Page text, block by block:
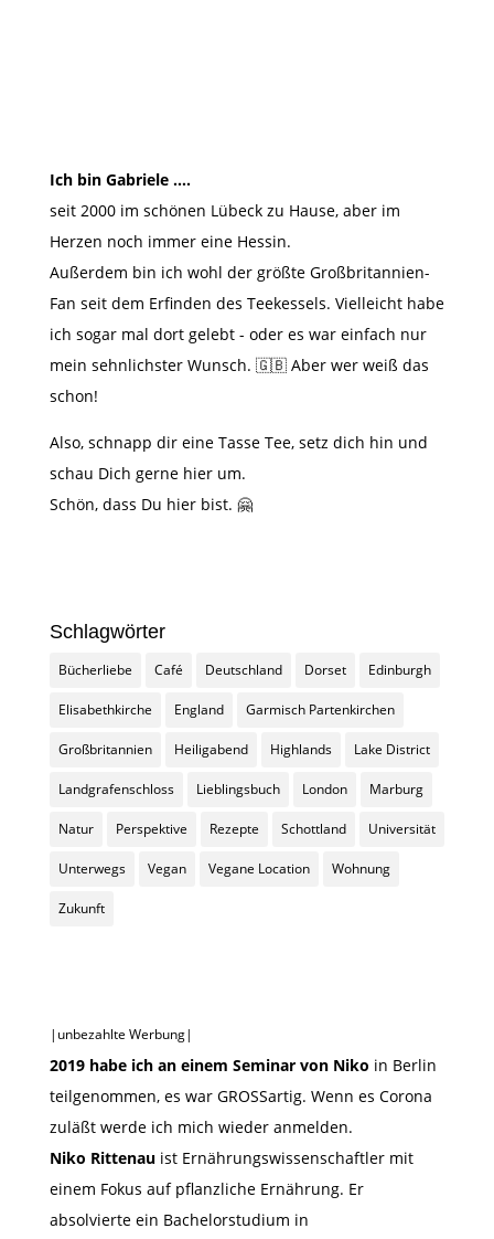
Ich bin Gabriele ….
seit 2000 im schönen Lübeck zu Hause, aber im
Herzen noch immer eine Hessin.
Außerdem bin ich wohl der größte Großbritannien-
Fan seit dem Erfinden des Teekessels. Vielleicht habe
ich sogar mal dort gelebt - oder es war einfach nur
mein sehnlichster Wunsch. 🇬🇧 Aber wer weiß das
schon!
Also, schnapp dir eine Tasse Tee, setz dich hin und
schau Dich gerne hier um.
Schön, dass Du hier bist. 🤗
Schlagwörter
Bücherliebe Café Deutschland Dorset Edinburgh
Elisabethkirche England Garmisch Partenkirchen
Großbritannien Heiligabend Highlands Lake District
Landgrafenschloss Lieblingsbuch London Marburg
Natur Perspektive Rezepte Schottland Universität
Unterwegs Vegan Vegane Location Wohnung
Zukunft
|unbezahlte Werbung|
2019 habe ich an einem Seminar von Niko in Berlin
teilgenommen, es war GROSSartig. Wenn es Corona
zuläßt werde ich mich wieder anmelden.
Niko Rittenauist Ernährungswissenschaftler mit
einem Fokus auf pflanzliche Ernährung. Er
absolvierte ein Bachelorstudium in